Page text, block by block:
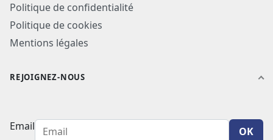
Politique de confidentialité
Politique de cookies
Mentions légales
REJOIGNEZ-NOUS
Email OK